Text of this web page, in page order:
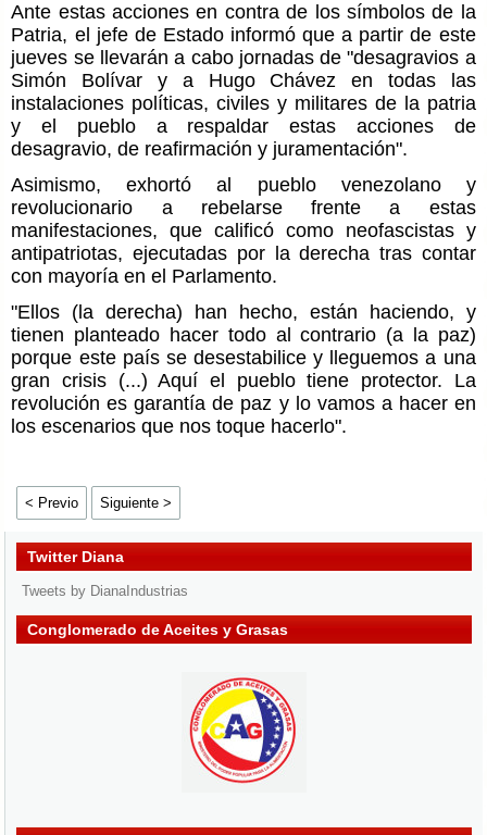
Ante estas acciones en contra de los símbolos de la
Patria, el jefe de Estado informó que a partir de este
jueves se llevarán a cabo jornadas de"desagravios a
Simón Bolívar y a Hugo Chávez en todas las
instalaciones políticas, civiles y militares de la patria
y el pueblo a respaldar estas acciones de
desagravio, de reafirmación y juramentación".
Asimismo, exhortó al pueblo venezolano y
revolucionario a rebelarse frente a estas
manifestaciones, que calificó como neofascistas y
antipatriotas, ejecutadas por la derecha tras contar
con mayoría en el Parlamento.
"Ellos (la derecha) han hecho, están haciendo, y
tienen planteado hacer todo al contrario (a la paz)
porque este país se desestabilice y lleguemos a una
gran crisis (...) Aquí el pueblo tiene protector. La
revolución es garantía de paz y lo vamos a hacer en
los escenarios que nos toque hacerlo".
< Previo Siguiente >
Twitter Diana
Tweets by DianaIndustrias
Conglomerado de Aceites y Grasas